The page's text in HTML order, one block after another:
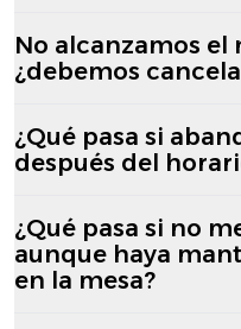
No alcanzamos
¿debemos
¿Qué pasa si
después del
¿Qué pasa si no
aunque haya
en la mesa?